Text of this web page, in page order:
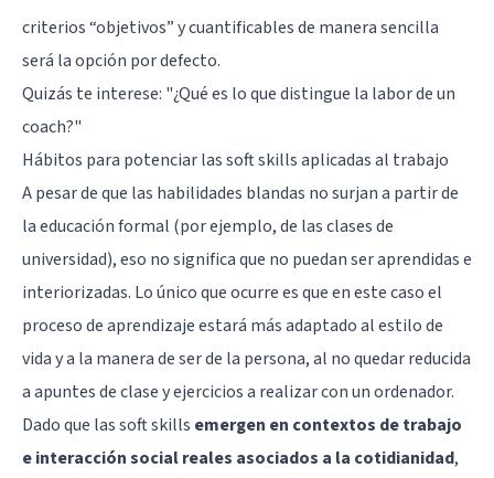
criterios “objetivos” y cuantificables de manera sencilla
será la opción por defecto.
Quizás te interese: "¿Qué es lo que distingue la labor de un
coach?"
Hábitos para potenciar las soft skills aplicadas al trabajo
A pesar de que las habilidades blandas no surjan a partir de
la educación formal (por ejemplo, de las clases de
universidad), eso no significa que no puedan ser aprendidas e
interiorizadas. Lo único que ocurre es que en este caso el
proceso de aprendizaje estará más adaptado al estilo de
vida y a la manera de ser de la persona, al no quedar reducida
a apuntes de clase y ejercicios a realizar con un ordenador.
Dado que las soft skills emergen en contextos de trabajo
e interacción social reales asociados a la cotidianidad,